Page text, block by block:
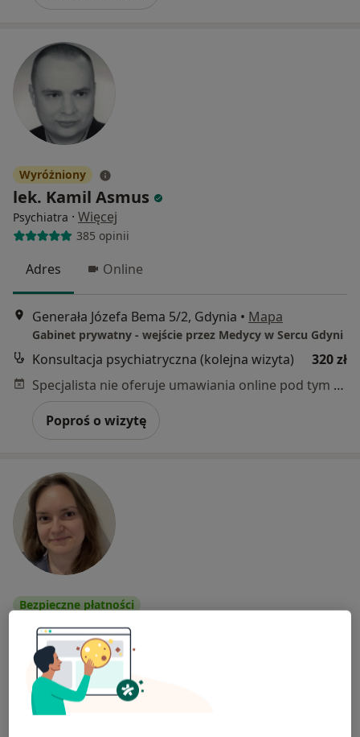
Wyróżniony
lek. Kamil Asmus
Psychiatra · Więcej
385 opinii
Adres Online
Generała Józefa Bema 5/2, Gdynia • Mapa
Gabinet prywatny - wejście przez Medycy w Sercu Gdyni
Konsultacja psychiatryczna (kolejna wizyta)
320 zł
Specjalista nie oferuje umawiania online pod tym adresem.
Poproś o wizytę
Bezpieczne płatności
lek. Olga Genge
Psychiatra ·Więcej
106 opinii
Adres Online